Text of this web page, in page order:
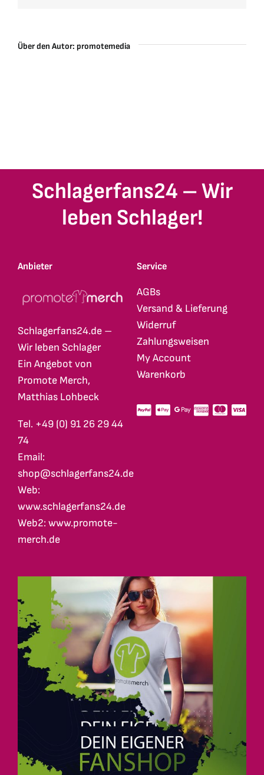
Über den Autor: promotemedia
Schlagerfans24 – Wir
leben Schlager!
Anbieter
Schlagerfans24.de –
Wir leben Schlager
Ein Angebot von
Promote Merch,
Matthias Lohbeck
Tel. +49 (0) 91 26 29 44
74
Email:
shop@schlagerfans24.de
Web:
www.schlagerfans24.de
Web2: www.promote-
merch.de
Service
AGBs
Versand & Lieferung
Widerruf
Zahlungsweisen
My Account
Warenkorb